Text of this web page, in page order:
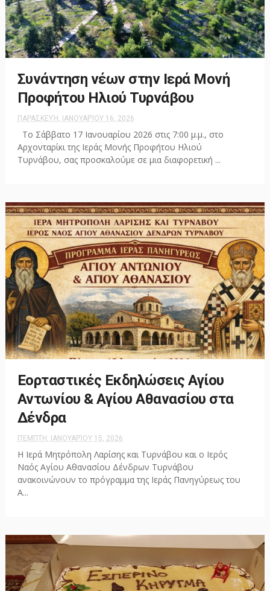
Συνάντηση νέων στην Ιερά Μονή
Προφήτου Ηλιού Τυρνάβου
ΠΑΡΑΣΚΕΥΉ, ΙΑΝΟΥΑΡΊΟΥ 16, 2026
Το Σάββατο 17 Ιανουαρίου 2026 στις 7:00 μ.μ., στο
Αρχονταρίκι της Ιεράς Μονής Προφήτου Ηλιού
Τυρνάβου, σας προσκαλούμε σε μια διαφορετική ...
Εορταστικές Εκδηλώσεις Αγίου
Αντωνίου & Αγίου Αθανασίου στα
Δένδρα
ΠΈΜΠΤΗ, ΙΑΝΟΥΑΡΊΟΥ 15, 2026
Η Ιερά Μητρόπολη Λαρίσης και Τυρνάβου και ο Ιερός
Ναός Αγίου Αθανασίου Δένδρων Τυρνάβου
ανακοινώνουν το πρόγραμμα της Ιεράς Πανηγύρεως του
Α...